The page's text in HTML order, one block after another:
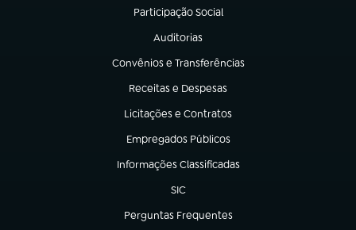
Participação Social
(abre em nova aba)
Auditorias
(abre em nova aba)
Convênios e Transferências
(abre em nova aba)
Receitas e Despesas
(abre em nova aba)
Licitações e Contratos
(abre em nova aba)
Empregados Públicos
(abre em nova aba)
Informações Classificadas
(abre em nova aba)
SIC
(abre em nova aba)
Perguntas Frequentes
(abre em nova aba)